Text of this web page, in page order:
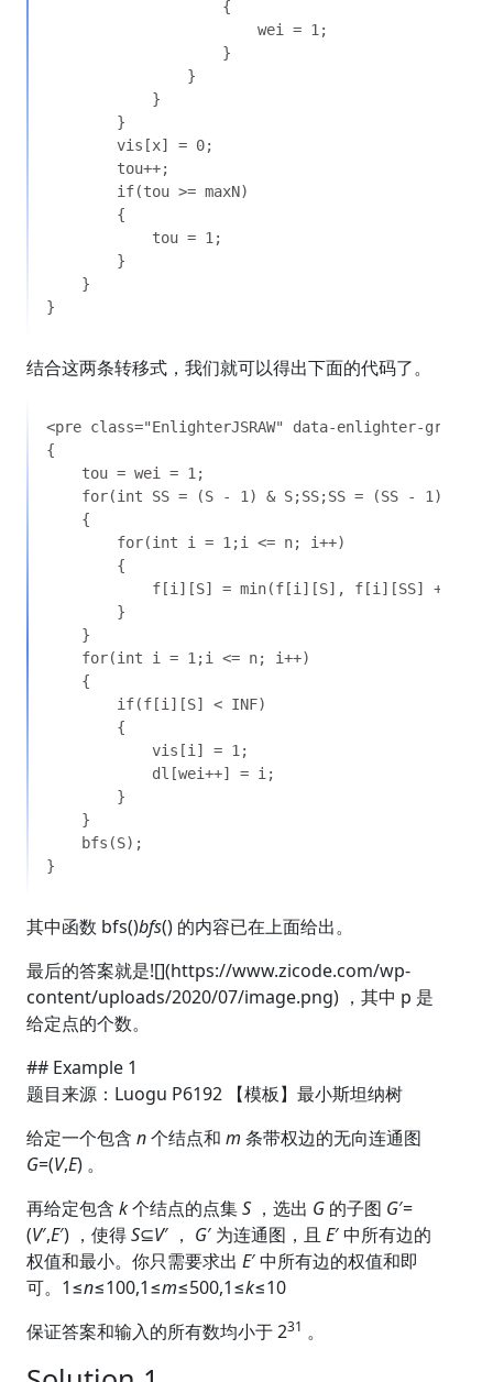
结合这两条转移式，我们就可以得出下面的代码了。
其中函数 bfs()bfs() 的内容已在上面给出。
最后的答案就是![](https://www.zicode.com/wp-
content/uploads/2020/07/image.png) ，其中 p 是
给定点的个数。
## Example 1
题目来源：Luogu P6192 【模板】最小斯坦纳树
给定一个包含 n个结点和 m 条带权边的无向连通图
G=(V,E) 。
再给定包含 k个结点的点集S ，选出 G 的子图 G′=
(V′,E′) ，使得S⊆V′ ， G′ 为连通图，且 E′ 中所有边的
权值和最小。你只需要求出 E′ 中所有边的权值和即
可。1≤n≤100,1≤m≤500,1≤k≤10
保证答案和输入的所有数均小于 231 。